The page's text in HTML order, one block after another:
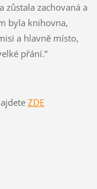
zachovaná a
byla knihovna,
a hlavně místo,
přání.“
ZDE